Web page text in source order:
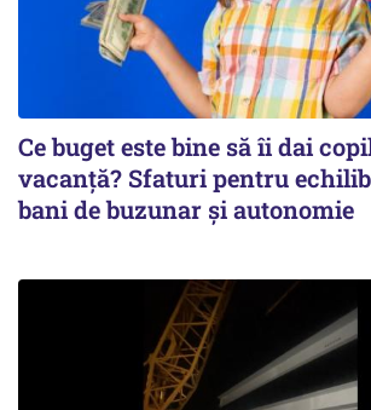
Ce buget este bine să îi dai
vacanță? Sfaturi pentru
bani de buzunar și autonomie